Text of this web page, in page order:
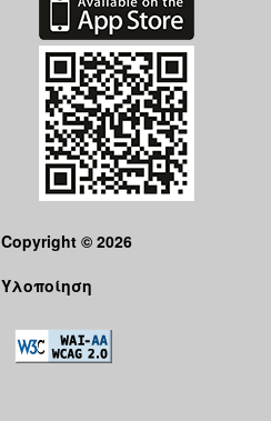
Copyright © 2026
Υλοποίηση